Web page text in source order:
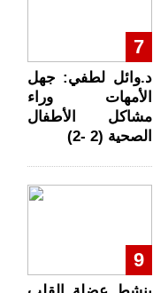
7
د.وائل لطفي: جهل
الأمهات وراء
مشاكل الأطفال
الصحية (2 -2)
9